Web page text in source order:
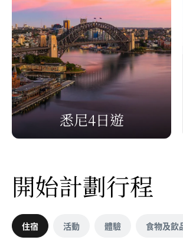
悉尼4日遊
開始計劃行程
住宿 活動 體驗 食物及飲